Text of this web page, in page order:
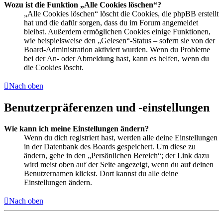
Wozu ist die Funktion „Alle Cookies löschen“?
„Alle Cookies löschen“ löscht die Cookies, die phpBB erstellt
hat und die dafür sorgen, dass du im Forum angemeldet
bleibst. Außerdem ermöglichen Cookies einige Funktionen,
wie beispielsweise den „Gelesen“-Status – sofern sie von der
Board-Administration aktiviert wurden. Wenn du Probleme
bei der An- oder Abmeldung hast, kann es helfen, wenn du
die Cookies löscht.
Nach oben
Benutzerpräferenzen und -einstellungen
Wie kann ich meine Einstellungen ändern?
Wenn du dich registriert hast, werden alle deine Einstellungen
in der Datenbank des Boards gespeichert. Um diese zu
ändern, gehe in den „Persönlichen Bereich“; der Link dazu
wird meist oben auf der Seite angezeigt, wenn du auf deinen
Benutzernamen klickst. Dort kannst du alle deine
Einstellungen ändern.
Nach oben